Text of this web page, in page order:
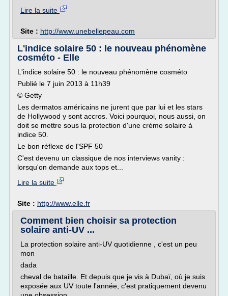
Lire la suite
Site : http://www.unebellepeau.com
L'indice solaire 50 : le nouveau phénomène
cosméto - Elle
L'indice solaire 50 : le nouveau phénomène cosméto
Publié le 7 juin 2013 à 11h39
© Getty
Les dermatos américains ne jurent que par lui et les stars
de Hollywood y sont accros. Voici pourquoi, nous aussi, on
doit se mettre sous la protection d'une crème solaire à
indice 50.
Le bon réflexe de l'SPF 50
C'est devenu un classique de nos interviews vanity :
lorsqu'on demande aux tops et...
Lire la suite
Site : http://www.elle.fr
Comment bien choisir sa protection
solaire anti-UV ...
La protection solaire anti-UV quotidienne , c'est un peu
mon
dada
cheval de bataille. Et depuis que je vis à Dubaï, où je suis
exposée aux UV toute l'année, c'est pratiquement devenu